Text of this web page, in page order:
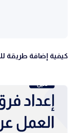
كيفية إضافة طريقة